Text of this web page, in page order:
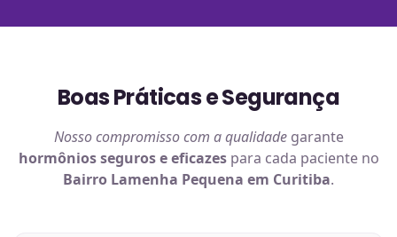
Boas Práticas e Segurança
Nosso compromisso com a qualidadegarante
hormôniosseguros e eficazespara cada paciente no
Bairro Lamenha Pequena em Curitiba.